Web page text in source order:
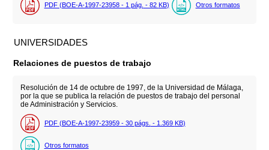
PDF (BOE-A-1997-23958 - 1 pág. - 82 KB) Otros formatos
UNIVERSIDADES
Relaciones de puestos de trabajo
Resolución de 14 de octubre de 1997, de la Universidad de Málaga,
por la que se publica la relación de puestos de trabajo del personal
de Administración y Servicios.
PDF (BOE-A-1997-23959 - 30 págs. - 1.369 KB)
Otros formatos